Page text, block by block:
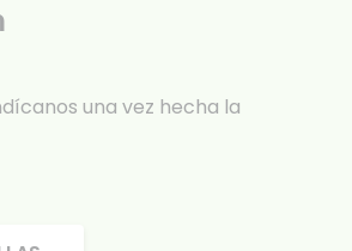
una vez hecha la